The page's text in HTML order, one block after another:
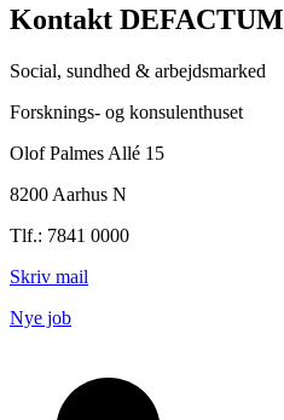
Kontakt DEFACTUM
Social, sundhed & arbejdsmarked
Forsknings- og konsulenthuset
Olof Palmes Allé 15
8200 Aarhus N
Tlf.: 7841 0000
Skriv mail
Nye job